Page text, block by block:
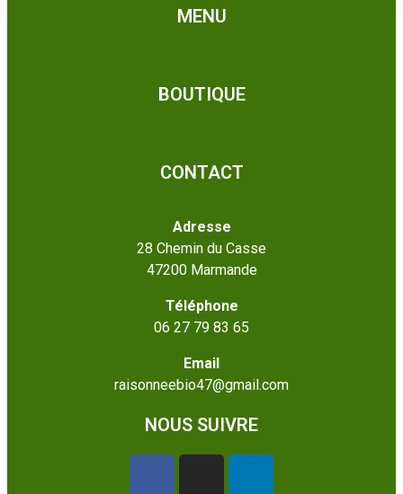
MENU
BOUTIQUE
CONTACT
Adresse
28 Chemin du Casse
47200 Marmande
Téléphone
06 27 79 83 65
Email
raisonneebio47@gmail.com
NOUS SUIVRE